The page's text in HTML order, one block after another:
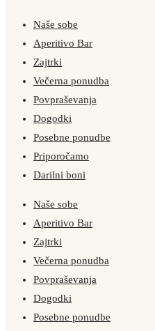
Naše sobe
Aperitivo Bar
Zajtrki
Večerna ponudba
Povpraševanja
Dogodki
Posebne ponudbe
Priporočamo
Darilni boni
Naše sobe
Aperitivo Bar
Zajtrki
Večerna ponudba
Povpraševanja
Dogodki
Posebne ponudbe